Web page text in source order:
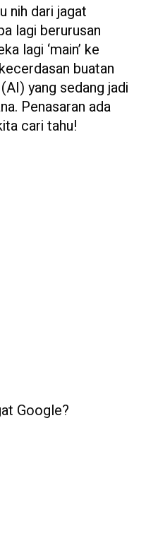
nih dari jagat
lagi berurusan
lagi ‘main’ ke
buatan
yang sedang jadi
Penasaran ada
cari tahu!
Google?